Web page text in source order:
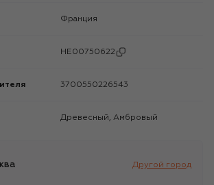
Франция
HE00750622
3700550226543
Древесный, Амбровый
Другой город